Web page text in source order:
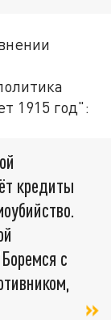
1915 год":
кредиты
с